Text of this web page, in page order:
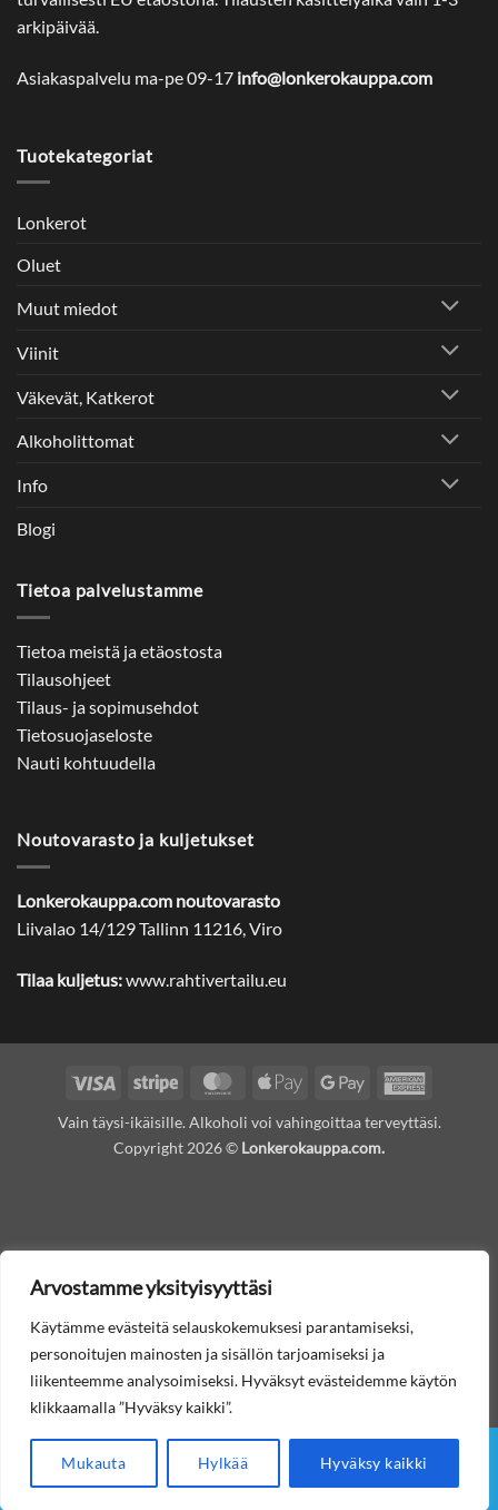
Arvostamme yksityisyyttäsi
Käytämme evästeitä selauskokemuksesi parantamiseksi,
personoitujen mainosten ja sisällön tarjoamiseksi ja
liikenteemme analysoimiseksi. Hyväksyt evästeidemme käytön
klikkaamalla ”Hyväksy kaikki”.
Mukauta Hylkää Hyväksy kaikki
arkipäivää.
Asiakaspalvelu ma-pe 09-17 info@lonkerokauppa.com
Tuotekategoriat
Lonkerot
Oluet
Muut miedot
Viinit
Väkevät, Katkerot
Alkoholittomat
Info
Blogi
Tietoa palvelustamme
Tietoa meistä ja etäostosta
Tilausohjeet
Tilaus- ja sopimusehdot
Tietosuojaseloste
Nauti kohtuudella
Noutovarasto ja kuljetukset
Lonkerokauppa.com noutovarasto
Liivalao 14/129 Tallinn 11216, Viro
Tilaa kuljetus:www.rahtivertailu.eu
Visa Stripe MasterCardApple
Google
Vain täysi-ikäisille. Alkoholi voi vahingoittaa terveyttäsi.
Copyright 2026 © Lonkerokauppa.com.
Etusivu Lonkerot Muut juomat Tilausohjeet